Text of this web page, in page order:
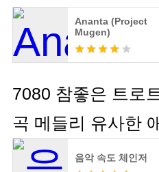
Ananta (Project
Mugen)
7080 참좋은 트로
곡 메들리 유사한
음악 속도 체인저